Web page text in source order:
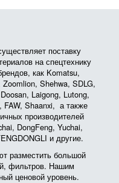
поставку
на спецтехнику
как Komatsu,
Shehwa, SDLG,
Laigong, Lutong,
FAW, Shaanxi, а также
производителей
DongFeng, Yuchai,
и другие.
разместить большой
фильтров. Нашим
ценовой уровень.